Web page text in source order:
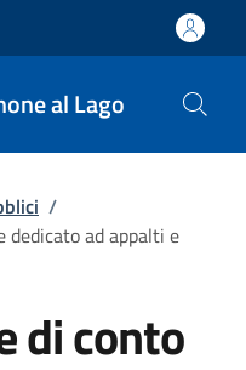
al Lago
/
dedicato ad appalti e
di conto